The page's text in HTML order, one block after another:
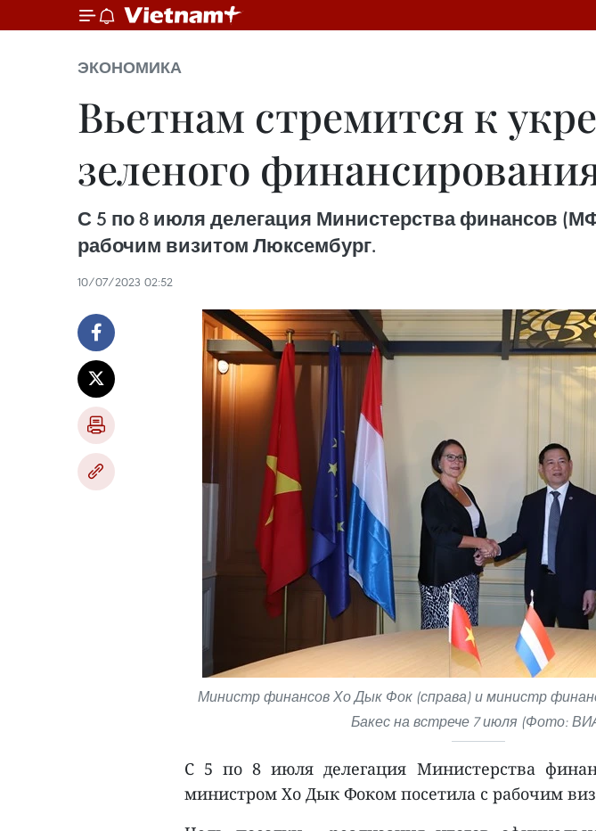
ЭКОНОМИКА
Вьетнам стремится к
зеленого
С 5 по 8 июля делегация Министерства финансов
рабочим визитом Люксембург.
10/07/2023 02:52
Министр финансов Хо Дык Фок (справа) и министр
Бакес на встрече 7 июля (Фото:
С 5 по 8 июля делегация Министерства
министром Хо Дык Фоком посетила с рабочим